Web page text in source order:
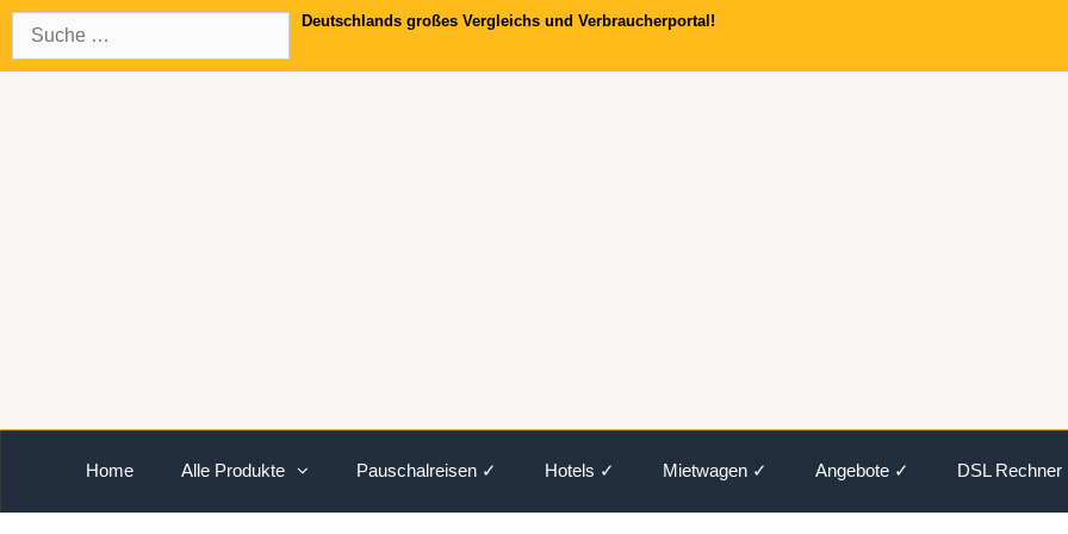
Springe
zum
Inhalt
nach:
Deutschlands großes Vergleichs und Verbraucherportal!
Home Alle Produkte Pauschalreisen ✓ Hotels ✓ Mietwagen ✓ Angebote ✓ DSL Rechner